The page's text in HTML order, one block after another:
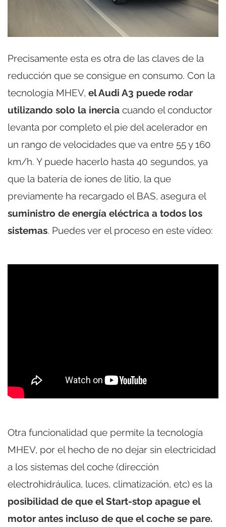
Precisamente esta es otra de las claves de la
reducción que se consigue en consumo. Con la
tecnología MHEV, el Audi A3 puede rodar
utilizando solo la inercia cuando el conductor
levanta por completo el pie del acelerador en
un rango de velocidades que va entre 55 y 160
km/h. Y puede hacerlo hasta 40 segundos, ya
que la batería de iones de litio, la que
previamente ha recargado el BAS, asegura el
suministro de energía eléctrica a todos los
sistemas. Puedes ver el proceso en este vídeo:
Otra funcionalidad que permite la tecnología
MHEV, por el hecho de no dejar sin electricidad
a los sistemas del coche (dirección
electrohidráulica, luces, climatización, etc) es la
posibilidad de que el Start-stop apague el
motor antes incluso de que el coche se pare.